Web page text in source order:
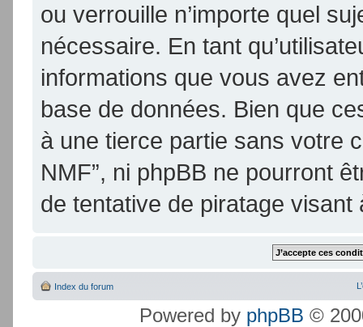
ou verrouille n’importe quel
nécessaire. En tant
informations que vous avez
base de données. Bien que
à une tierce partie sans votre
NMF”, ni phpBB ne pourront
de tentative de piratage
Index du forum
Powered by phpBB ©